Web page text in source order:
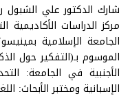
شارك الدكتور علي الشبول
مركز الدراسات الأكاديمية
الجامعة الإسلامية
الموسوم بـ(التفكير حول
الأجنبية في الجامعة: